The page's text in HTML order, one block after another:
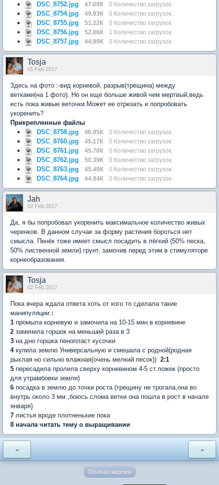
DSC_8752.jpg 47.09К 0 Количество загрузок:
DSC_8754.jpg 49.93К 0 Количество загрузок:
DSC_8755.jpg 51.22К 0 Количество загрузок:
DSC_8756.jpg 52.06К 1 Количество загрузок:
DSC_8757.jpg 44.99К 0 Количество загрузок:
Tosja
01 Feb 2017
Здесь на фото :-вид корневой, разрыв(трещина) между
ветками(на 1 фото). Но он еще больше живой чем мертвый,ведь
есть пока живые веточки.Может ее отрезать и попробовать
укоренить?
Прикрепленные файлы
DSC_8758.jpg
46.95К 0 Количество загрузок:
DSC_8760.jpg 45.17К 0 Количество загрузок:
DSC_8761.jpg 45.78К 0 Количество загрузок:
DSC_8762.jpg 50.39К 0 Количество загрузок:
DSC_8763.jpg 45.49К 0 Количество загрузок:
DSC_8764.jpg 44.94К 0 Количество загрузок:
Jah
02 Feb 2017
Да, я бы попробовал укоренить максимальное количество живых
черенков. В данном случае за форму растения бороться нет
смысла. Пенёк тоже имеет смысл посадить в лёгкий (50% песка,
50% лиственной земли) грунт, замочив перед этим в стимуляторе
корнеобразования.
Tosja
02 Feb 2017
Пока вчера ждала ответа хоть от кого то сделала такие
манипуляции :
1 промыла корневую и замочила на 10-15 мин.в корневине
2 заменила горшок на меньший раза в 3
3 на дно горшка пенопласт кусочки
4 купила землю Универсальную и смешала с родной(родная
рыхлая но сильно влажная(очень мелкий песок)) 2:1
5 пересадила пролила сверху корневином 4-5 ст.ложек (просто
для утрамбовки земли)
6 посадка в землю до точки роста (трещину не трогала,она во
внутрь около 3 мм.,боюсь слома ветки она пошла в рост в начале
января)
7 листья вроде плотненькие пока
8 начала читать тему о выращивании
« »
Полная версия